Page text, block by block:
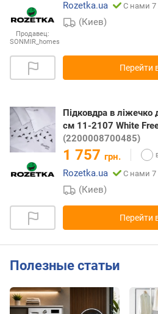
Продавец:
SONMIR_homes
Rozetka.ua
С нами 7
(Киев)
Перейти
Підковдра в
см 11-2107 White
(2200008700485)
1 757 грн.
Rozetka.ua
С нами 7
(Киев)
Перейти
Полезные статьи